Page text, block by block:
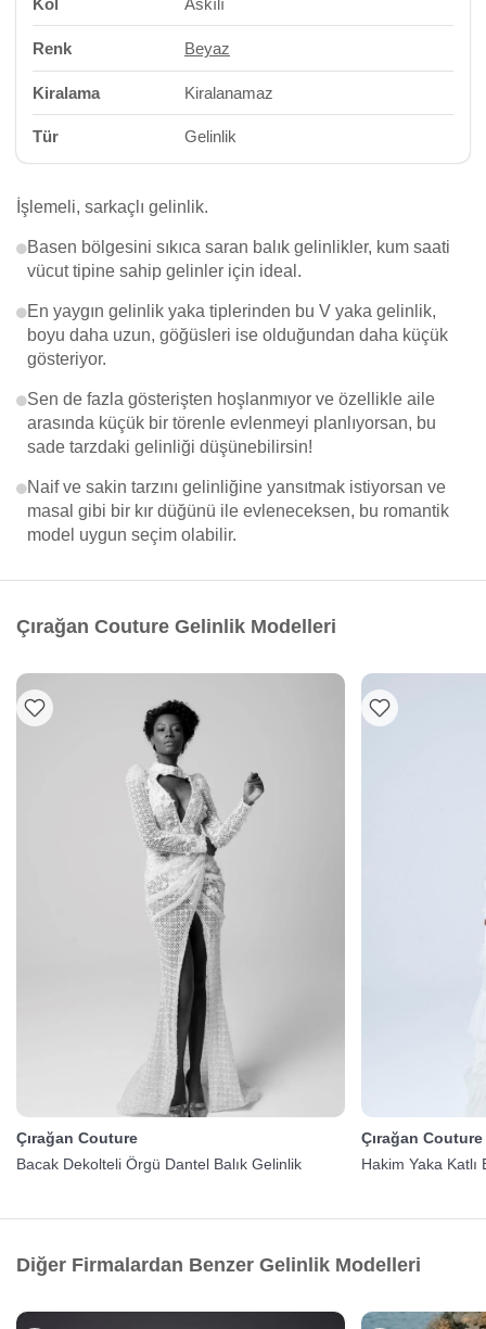
Kol Askılı
Renk Beyaz
Kiralama Kiralanamaz
Tür Gelinlik
İşlemeli, sarkaçlı gelinlik.
Basen bölgesini sıkıca saran balık gelinlikler, kum saati
vücut tipine sahip gelinler için ideal.
En yaygın gelinlik yaka tiplerinden bu V yaka gelinlik,
boyu daha uzun, göğüsleri ise olduğundan daha küçük
gösteriyor.
Sen de fazla gösterişten hoşlanmıyor ve özellikle aile
arasında küçük bir törenle evlenmeyi planlıyorsan, bu
sade tarzdaki gelinliği düşünebilirsin!
Naif ve sakin tarzını gelinliğine yansıtmak istiyorsan ve
masal gibi bir kır düğünü ile evleneceksen, bu romantik
model uygun seçim olabilir.
Çırağan Couture Gelinlik Modelleri
Çırağan Couture
Bacak Dekolteli Örgü Dantel Balık Gelinlik
Çırağan Couture
Hakim Yaka
Diğer Firmalardan Benzer Gelinlik Modelleri